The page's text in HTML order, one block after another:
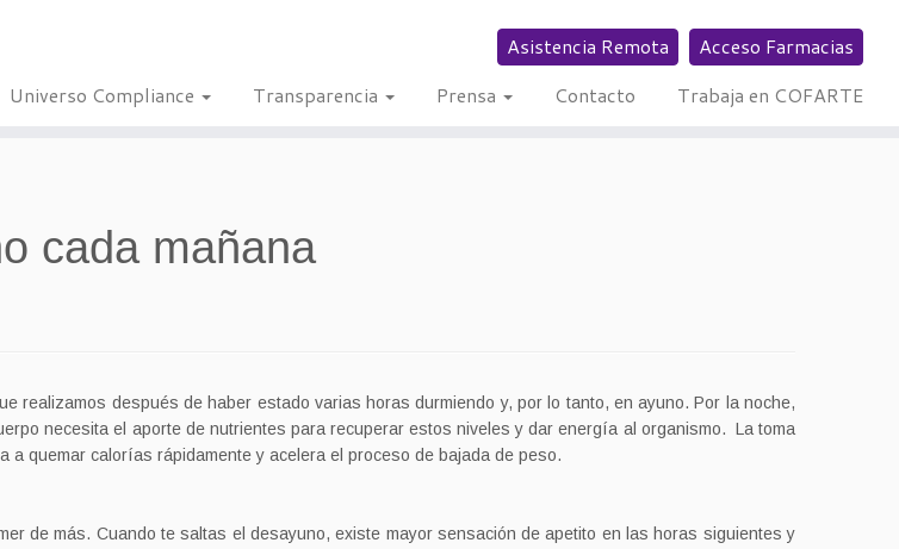
Asistencia Remota
Acceso Farmacias
Universo Compliance Transparencia Prensa Contacto Trabaja en COFARTE
cada mañana
realizamos después de haber estado varias horas durmiendo y, por lo tanto, en ayuno. Por la noche,
necesita el aporte de nutrientes para recuperar estos niveles y dar energía al organismo. La toma
quemar calorías rápidamente y acelera el proceso de bajada de peso.
de más. Cuando te saltas el desayuno, existe mayor sensación de apetito en las horas siguientes y